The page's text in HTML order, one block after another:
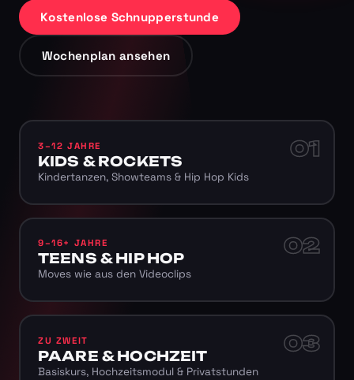
Kostenlose Schnupperstunde
Wochenplan ansehen
01
3–12 JAHRE
KIDS & ROCKETS
Kindertanzen, Showteams & Hip Hop Kids
02
9–16+ JAHRE
TEENS & HIP HOP
Moves wie aus den Videoclips
03
ZU ZWEIT
PAARE & HOCHZEIT
Basiskurs, Hochzeitsmodul & Privatstunden